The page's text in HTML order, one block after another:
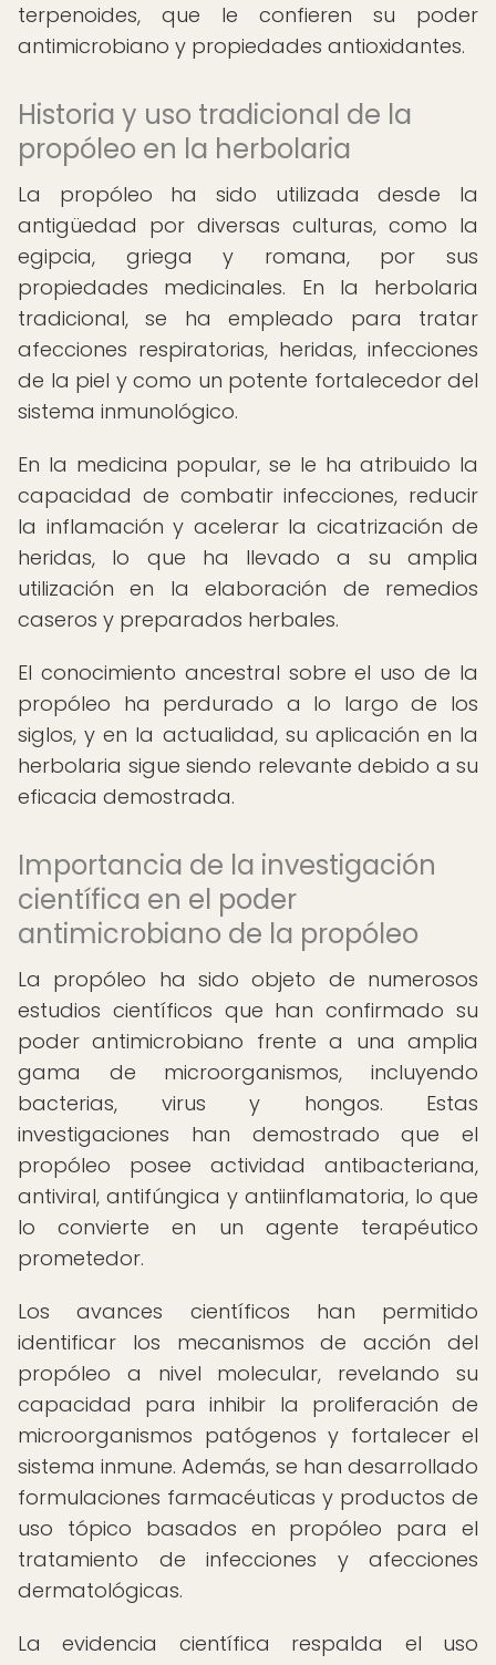
terpenoides, que le confieren su poder
antimicrobiano y propiedades antioxidantes.
Historia y uso tradicional de la
propóleo en la herbolaria
La propóleo ha sido utilizada desde la
antigüedad por diversas culturas, como la
egipcia, griega y romana, por sus
propiedades medicinales. En la herbolaria
tradicional, se ha empleado para tratar
afecciones respiratorias, heridas, infecciones
de la piel y como un potente fortalecedor del
sistema inmunológico.
En la medicina popular, se le ha atribuido la
capacidad de combatir infecciones, reducir
la inflamación y acelerar la cicatrización de
heridas, lo que ha llevado a su amplia
utilización en la elaboración de remedios
caseros y preparados herbales.
El conocimiento ancestral sobre el uso de la
propóleo ha perdurado a lo largo de los
siglos, y en la actualidad, su aplicación en la
herbolaria sigue siendo relevante debido a su
eficacia demostrada.
Importancia de la investigación
científica en el poder
antimicrobiano de la propóleo
La propóleo ha sido objeto de numerosos
estudios científicos que han confirmado su
poder antimicrobiano frente a una amplia
gama de microorganismos, incluyendo
bacterias, virus y hongos. Estas
investigaciones han demostrado que el
propóleo posee actividad antibacteriana,
antiviral, antifúngica y antiinflamatoria, lo que
lo convierte en un agente terapéutico
prometedor.
Los avances científicos han permitido
identificar los mecanismos de acción del
propóleo a nivel molecular, revelando su
capacidad para inhibir la proliferación de
microorganismos patógenos y fortalecer el
sistema inmune. Además, se han desarrollado
formulaciones farmacéuticas y productos de
uso tópico basados en propóleo para el
tratamiento de infecciones y afecciones
dermatológicas.
La evidencia científica respalda el uso